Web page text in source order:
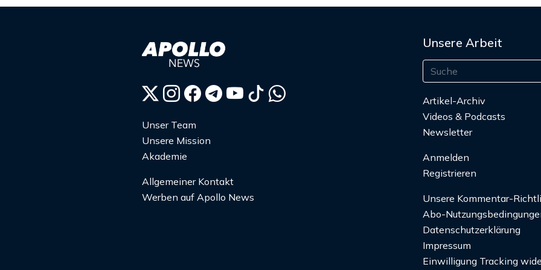
Unser Team
Unsere Mission
Akademie
Allgemeiner Kontakt
Werben auf Apollo News
Unsere Arbeit
Artikel-Archiv
Videos & Podcasts
Newsletter
Anmelden
Registrieren
Unsere Kommentar-
Abo-
Datenschutzerklärung
Impressum
Einwilligung Tracking